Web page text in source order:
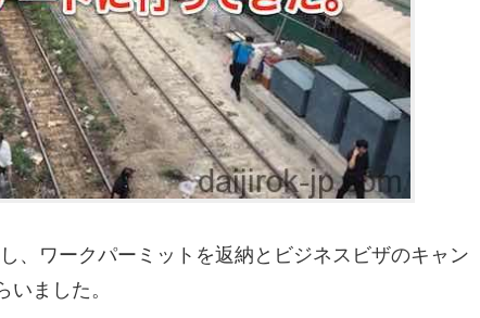
、ワークパーミットを返納とビジネスビザのキャン
ました。